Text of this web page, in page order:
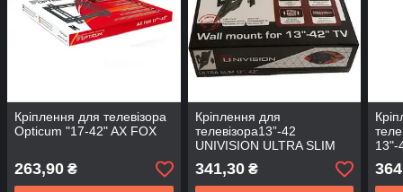
Кріплення для телевізора
Opticum "17-42" AX FOX
263,90 ₴
Кріплення для
телевізора13”-42
UNIVISION ULTRA SLIM
341,30₴
13"-
364